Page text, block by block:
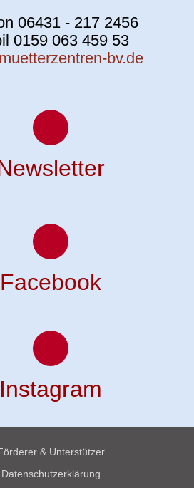
06431 - 217 2456
0159 063 459 53
bv.de
Facebook
Instagram
& Unterstützer
Datenschutzerklärung